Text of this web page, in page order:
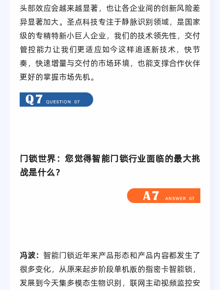
头部效应会越来越显著，也让各企业间的创新风险差
异显著加大。圣点科技专注于静脉识别领域，是国家
级的专精特新小巨人企业，我们的技术领先性，交付
管控能力让我们更适应如今这样追逐新技术，快节
奏，快速增量与交付的市场环境，也能支撑合作伙伴
更好的掌握市场先机。
门锁世界：您觉得智能门锁行业面临的最大挑
战是什么？
冯波： 智能门锁近年来产品形态和产品内容都发生了
很多变化，从原来起步阶段单机版的指密卡智能锁，
发展到今天集多模态生物识别，联网主动视频监控安